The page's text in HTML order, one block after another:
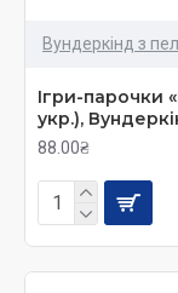
Допомагає
Вундеркінд з
Ігри-парочки
укр.),
88.00₴